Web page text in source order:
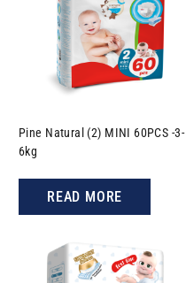
Pine Natural (2) MINI 60PCS -3-
6kg
READ MORE